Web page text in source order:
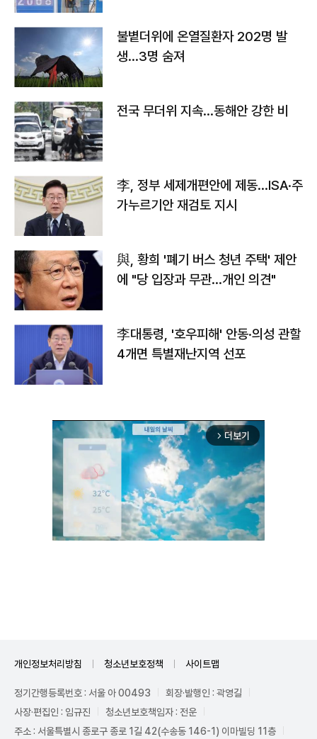
불볕더위에 온열질환자 202명 발
생…3명 숨져
전국 무더위 지속…동해안 강한 비
李, 정부 세제개편안에 제동…ISA·주
가누르기안 재검토 지시
與, 황희 '폐기 버스 청년 주택' 제안
에 "당 입장과 무관…개인 의견"
李대통령, '호우피해' 안동·의성 관할
4개면 특별재난지역 선포
arrow_forward_ios 더보기
개인정보처리방침 청소년보호정책 사이트맵
정기간행등록번호 : 서울 아 00493
회장·발행인 : 곽영길
사장·편집인 : 임규진
청소년보호책임자 : 전운
주소 : 서울특별시 종로구 종로 1길 42(수송동 146-1) 이마빌딩 11층